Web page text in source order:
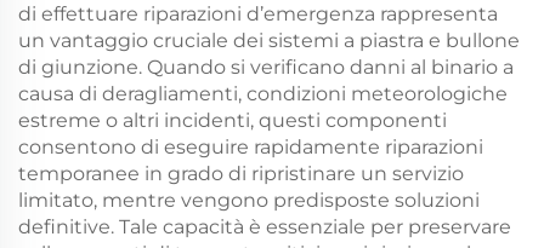
di effettuare riparazioni d’emergenza rappresenta
un vantaggio cruciale dei sistemi a piastra e bullone
di giunzione. Quando si verificano danni al binario a
causa di deragliamenti, condizioni meteorologiche
estreme o altri incidenti, questi componenti
consentono di eseguire rapidamente riparazioni
temporanee in grado di ripristinare un servizio
limitato, mentre vengono predisposte soluzioni
definitive. Tale capacità è essenziale per preservare